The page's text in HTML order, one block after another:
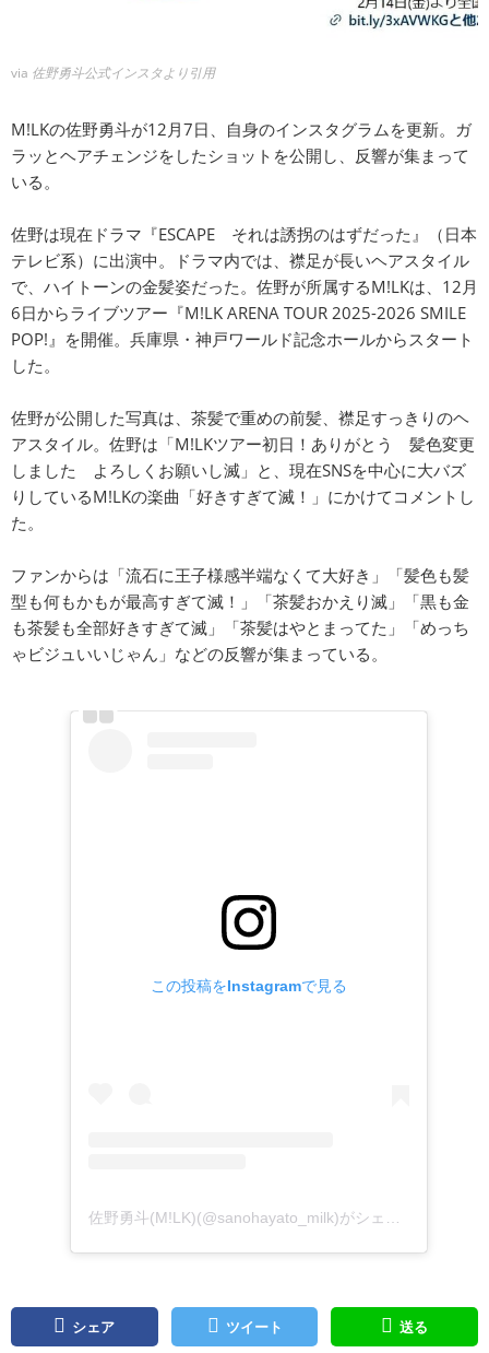
via 佐野勇斗公式インスタより引用
M!LKの佐野勇斗が12月7日、自身のインスタグラムを更新。ガ
ラッとヘアチェンジをしたショットを公開し、反響が集まって
いる。
佐野は現在ドラマ『ESCAPE それは誘拐のはずだった』（日本
テレビ系）に出演中。ドラマ内では、襟足が長いヘアスタイル
で、ハイトーンの金髪姿だった。佐野が所属するM!LKは、12月
6日からライブツアー『M!LK ARENA TOUR 2025-2026 SMILE
POP!』を開催。兵庫県・神戸ワールド記念ホールからスタート
した。
佐野が公開した写真は、茶髪で重めの前髪、襟足すっきりのヘ
アスタイル。佐野は「M!LKツアー初日！ありがとう 髪色変更
しました よろしくお願いし滅」と、現在SNSを中心に大バズ
りしているM!LKの楽曲「好きすぎて滅！」にかけてコメントし
た。
ファンからは「流石に王子様感半端なくて大好き」「髪色も髪
型も何もかもが最高すぎて滅！」「茶髪おかえり滅」「黒も金
も茶髪も全部好きすぎて滅」「茶髪はやとまってた」「めっち
ゃビジュいいじゃん」などの反響が集まっている。
この投稿をInstagramで見る
シェア ツイート 送る